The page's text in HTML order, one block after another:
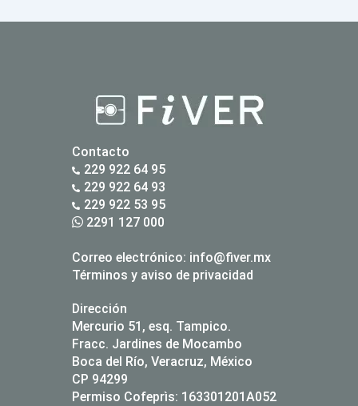
Contacto
229 922 64 95
229 922 64 93
229 922 53 95
2291 127 000
Correo electrónico: info@fiver.mx
Términos y aviso de privacidad
Dirección
Mercurio 51, esq. Tampico.
Fracc. Jardines de Mocambo
Boca del Río, Veracruz, México
CP 94299
Permiso Cofeprìs: 163301201A052